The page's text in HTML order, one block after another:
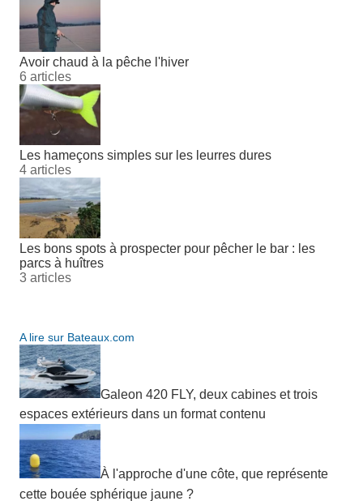
Avoir chaud à la pêche l'hiver
6 articles
Les hameçons simples sur les leurres dures
4 articles
Les bons spots à prospecter pour pêcher le bar : les
parcs à huîtres
3 articles
A lire sur Bateaux.com
Galeon 420 FLY, deux cabines et trois
espaces extérieurs dans un format contenu
À l'approche d'une côte, que représente
cette bouée sphérique jaune ?